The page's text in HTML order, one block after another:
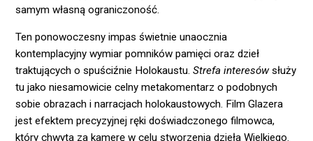
samym własną ograniczoność.
Ten ponowoczesny impas świetnie unaocznia
kontemplacyjny wymiar pomników pamięci oraz dzieł
traktujących o spuściźnie Holokaustu.Strefa interesówsłuży
tu jako niesamowicie celny metakomentarz o podobnych
sobie obrazach i narracjach holokaustowych. Film Glazera
jest efektem precyzyjnej ręki doświadczonego filmowca,
który chwyta za kamerę w celu stworzenia dzieła Wielkiego.